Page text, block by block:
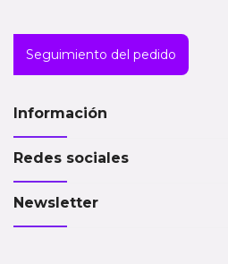
Seguimiento del pedido
Información
Redes sociales
Newsletter